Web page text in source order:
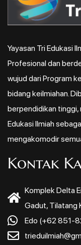
Yayasan Tri Edukasi
Profesional dan
wujud dari Program
bidang keilmiahan.
berpendidikan tinggi,
Edukasi Ilmiah
mengakomodir
Kontak
Komplek Delta
Gadut, Tilatang
Edo (+62 851-